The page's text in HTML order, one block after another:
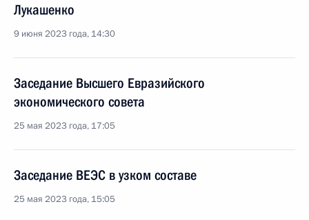
Лукашенко
9 июня 2023 года, 14:30
Заседание Высшего Евразийского
экономического совета
25 мая 2023 года, 17:05
Заседание ВЕЭС в узком составе
25 мая 2023 года, 15:05